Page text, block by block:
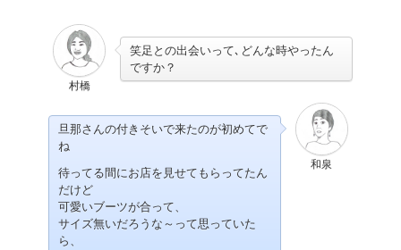
村橋
笑足との出会いって､どんな時やったん
ですか？
和泉
旦那さんの付きそいで来たのが初めてで
ね
待ってる間にお店を見せてもらってたん
だけど
可愛いブーツが合って、
サイズ無いだろうな～って思っていた
ら、